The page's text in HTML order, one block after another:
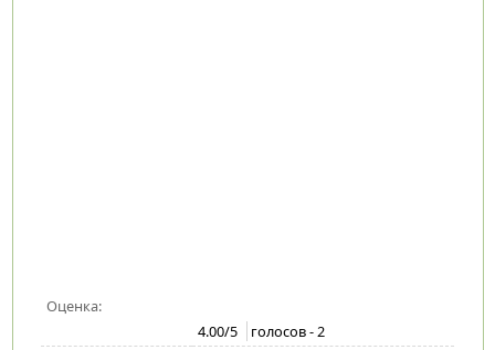
Оценка:
4.00/5 голосов -2